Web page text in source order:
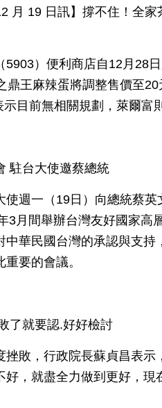
月 19 日訊】撐不住！全
）便利商店自12月28
鼎王麻辣蛋將調整售價至
目前無相關規劃，萊爾富
駐台大使邀蔡總統
使週一（19日）向總統蔡
3月間舉辦台灣友好國家高
中華民國台灣的承認與支持
要的會議。
了就要認.好好檢討
挫敗，行政院長蘇貞昌表示
好，就盡全力做到更好，現